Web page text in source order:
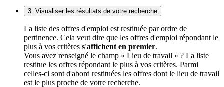
3. Visualiser les résultats de votre recherche
La liste des offres d'emploi est restituée par ordre de
pertinence. Cela veut dire que les offres d'emploi répondant le
plus à vos critères s'affichent en premier.
Vous avez renseigné le champ « Lieu de travail » ? La liste
restitue les offres répondant le plus à vos critères. Parmi
celles-ci sont d'abord restituées les offres dont le lieu de travail
est le plus proche de votre recherche.